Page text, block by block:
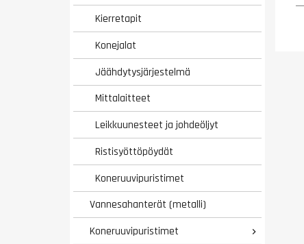
Kierretapit
Konejalat
Jäähdytysjärjestelmä
Mittalaitteet
Leikkuunesteet ja johdeöljyt
Ristisyöttöpöydät
Koneruuvipuristimet
Vannesahanterät (metalli)
Koneruuvipuristimet
